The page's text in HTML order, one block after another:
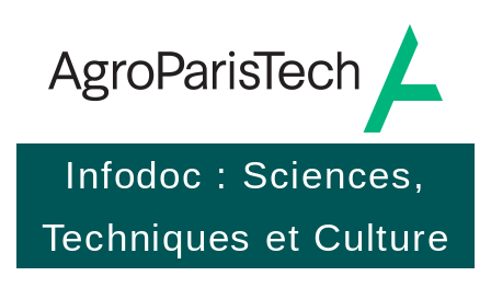
Infodoc : Sciences,
Techniques et Culture